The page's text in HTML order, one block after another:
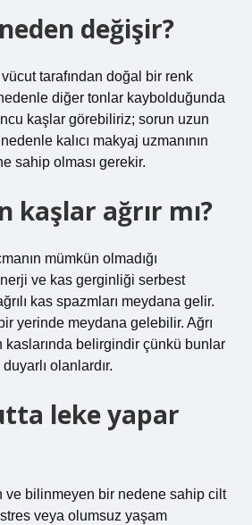
değişir?
vücut tarafından doğal bir renk
diğer tonlar kaybolduğunda
kaşlar görebiliriz; sorun uzun
kalıcı makyaj uzmanının
sahip olması gerekir.
kaşlar ağrır mı?
mümkün olmadığı
ve kas gerginliği serbest
kas spazmları meydana gelir.
yerinde meydana gelebilir. Ağrı
kaslarında belirgindir çünkü bunlar
olanlardır.
leke yapar
ve bilinmeyen bir nedene sahip cilt
veya olumsuz yaşam